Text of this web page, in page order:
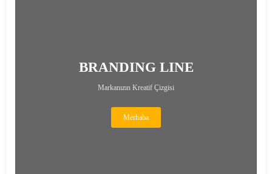
BRANDING LINE
Markanızın Kreatif Çizgisi
Merhaba